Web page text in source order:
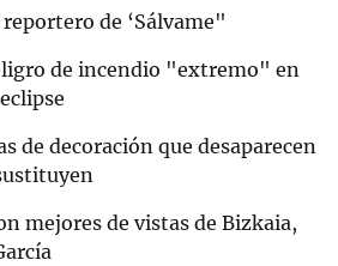
de ‘Sálvame"
de incendio "extremo" en
de decoración que desaparecen
mejores de vistas de Bizkaia,